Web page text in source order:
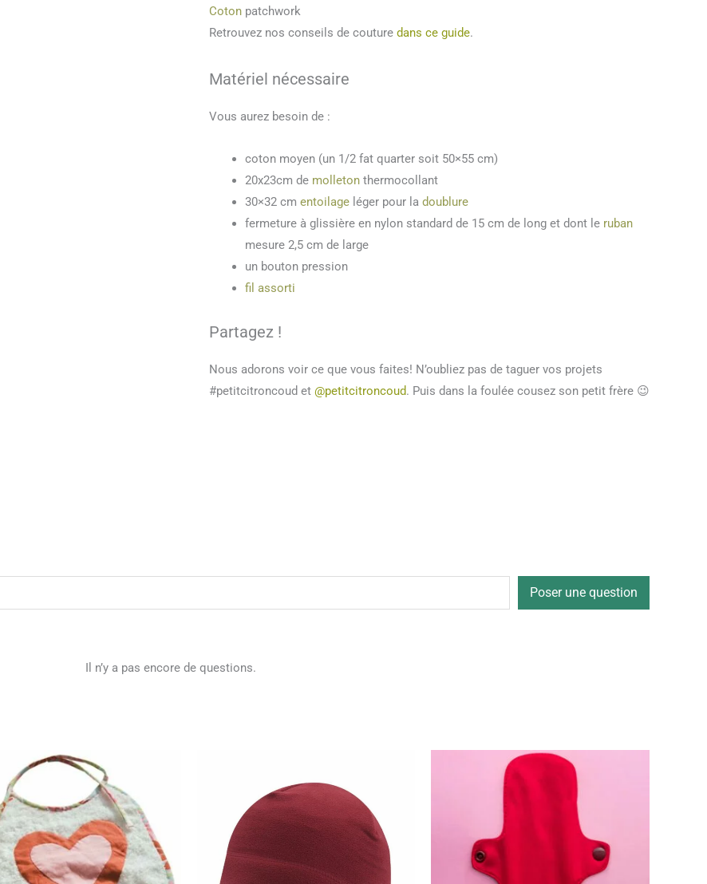
Coton patchwork
Retrouvez nos conseils de couture dans ce guide.
Matériel nécessaire
Vous aurez besoin de :
coton moyen (un 1/2 fat quarter soit 50×55 cm)
20x23cm de molleton thermocollant
30×32 cm entoilage léger pour la doublure
fermeture à glissière en nylon standard de 15 cm de long et dont le ruban
mesure 2,5 cm de large
un bouton pression
fil assorti
Partagez !
Nous adorons voir ce que vous faites! N’oubliez pas de taguer vos projets
#petitcitroncoud et @petitcitroncoud. Puis dans la foulée cousez son petit frère 😉
Poser une question
Il n’y a pas encore de questions.